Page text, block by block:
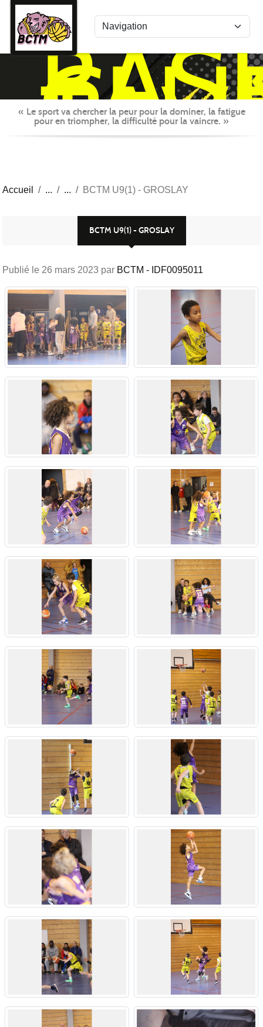
« Le sport va chercher la peur pour la dominer, la fatigue
pour en triompher, la difficulté pour la vaincre. »
Accueil BCTM U9(1) - GROSLAY
BCTM U9(1) - GROSLAY
Publié le 26 mars 2023 par BCTM - IDF0095011
Panneau de gestion des cookies